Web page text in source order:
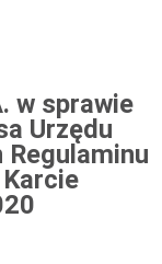
w sprawie
Urzędu